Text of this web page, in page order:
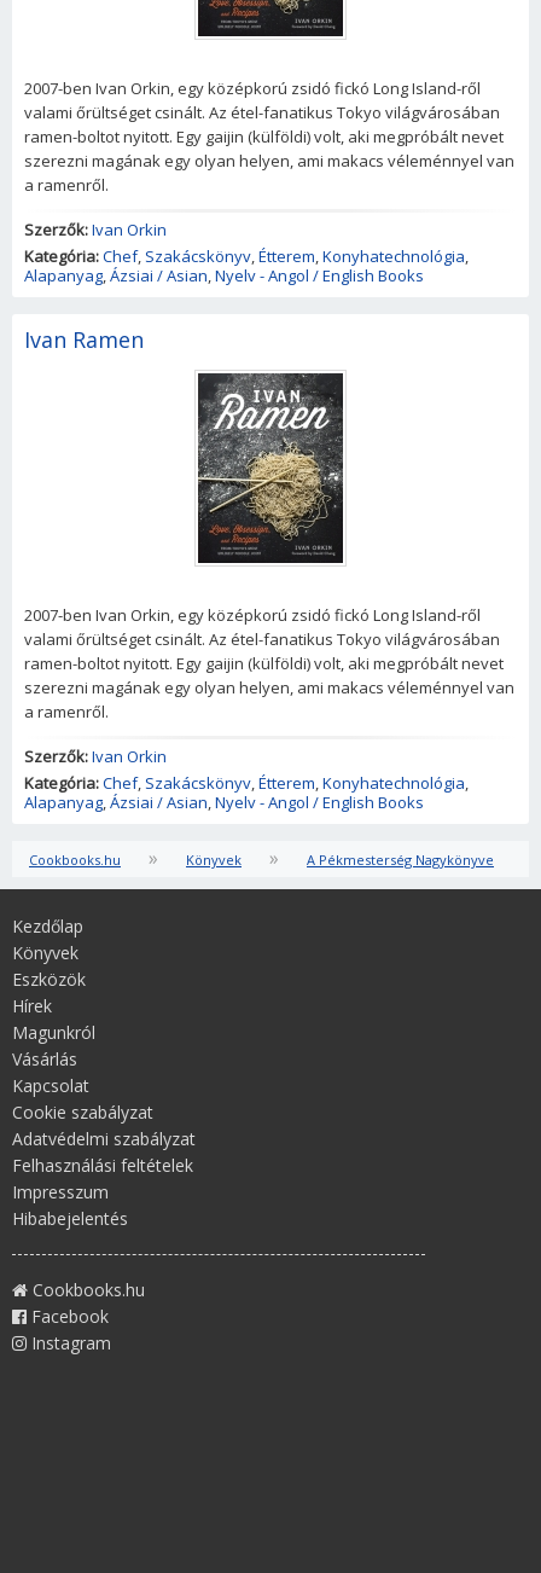
2007-ben Ivan Orkin, egy középkorú zsidó fickó Long Island-ről
valami őrültséget csinált. Az étel-fanatikus Tokyo világvárosában
ramen-boltot nyitott. Egy gaijin (külföldi) volt, aki megpróbált nevet
szerezni magának egy olyan helyen, ami makacs véleménnyel van
a ramenről.
Szerzők:Ivan Orkin
Kategória:Chef, Szakácskönyv,Étterem,Konyhatechnológia,
Alapanyag,Ázsiai / Asian,Nyelv - Angol / English Books
Ivan Ramen
2007-ben Ivan Orkin, egy középkorú zsidó fickó Long Island-ről
valami őrültséget csinált. Az étel-fanatikus Tokyo világvárosában
ramen-boltot nyitott. Egy gaijin (külföldi) volt, aki megpróbált nevet
szerezni magának egy olyan helyen, ami makacs véleménnyel van
a ramenről.
Szerzők:Ivan Orkin
Kategória:Chef, Szakácskönyv,Étterem,Konyhatechnológia,
Alapanyag,Ázsiai / Asian,Nyelv - Angol / English Books
Cookbooks.hu » Könyvek » A Pékmesterség Nagykönyve
Kezdőlap
Könyvek
Eszközök
Hírek
Magunkról
Vásárlás
Kapcsolat
Cookie szabályzat
Adatvédelmi szabályzat
Felhasználási feltételek
Impresszum
Hibabejelentés
Cookbooks.hu
Facebook
Instagram